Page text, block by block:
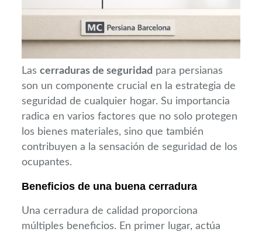
Lascerraduras de seguridad para persianas
son un componente crucial en la estrategia de
seguridad de cualquier hogar. Su importancia
radica en varios factores que no solo protegen
los bienes materiales, sino que también
contribuyen a la sensación de seguridad de los
ocupantes.
Beneficios de una buena cerradura
Una cerradura de calidad proporciona
múltiples beneficios. En primer lugar, actúa